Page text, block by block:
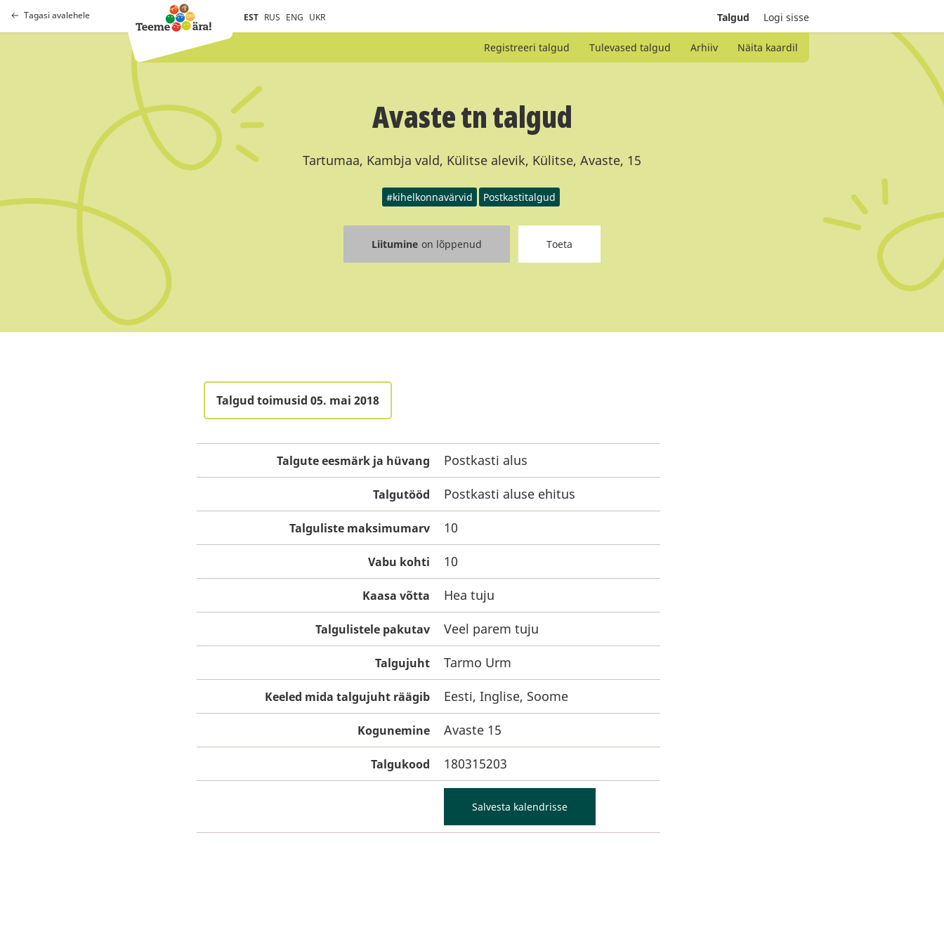
Tagasi avalehele EST RUS ENG UKR Talgud Logi sisse
Registreeri talgud Tulevased talgud Arhiiv Näita kaardil
Avaste tn talgud
Tartumaa, Kambja vald, Külitse alevik, Külitse, Avaste, 15
#kihelkonnavärvid Postkastitalgud
Liitumine on lõppenud Toeta
Talgud toimusid 05. mai 2018
Talgute eesmärk ja hüvang Postkasti alus
Talgutööd Postkasti aluse ehitus
Talguliste maksimumarv 10
Vabu kohti 10
Kaasa võtta Hea tuju
Talgulistele pakutav Veel parem tuju
Talgujuht Tarmo Urm
Keeled mida talgujuht räägib Eesti, Inglise, Soome
Kogunemine Avaste 15
Talgukood 180315203
Salvesta kalendrisse